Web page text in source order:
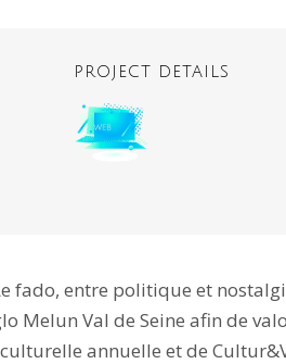
PROJECT DETAILS
fado, entre politique et
Melun Val de Seine afin de
annuelle et de